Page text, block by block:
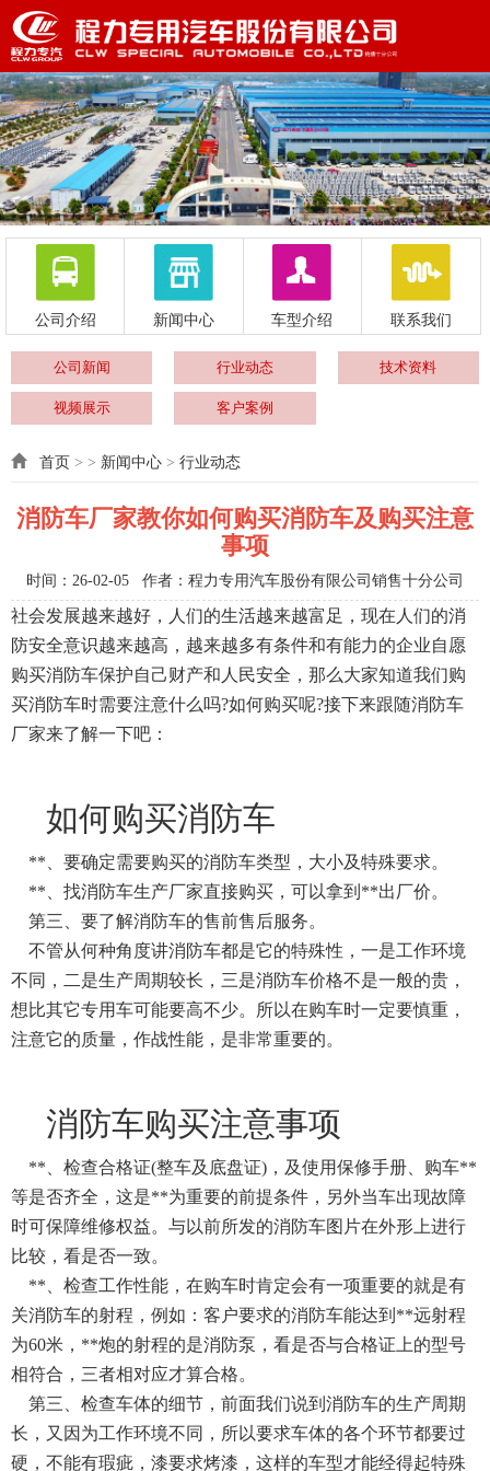
公司介绍 新闻中心 车型介绍 联系我们
公司新闻 行业动态 技术资料
视频展示 客户案例
首页 > > 新闻中心 > 行业动态
消防车厂家教你如何购买消防车及购买注意
事项
时间：26-02-05 作者：程力专用汽车股份有限公司销售十分公司
社会发展越来越好，人们的生活越来越富足，现在人们的消
防安全意识越来越高，越来越多有条件和有能力的企业自愿
购买消防车保护自己财产和人民安全，那么大家知道我们购
买消防车时需要注意什么吗?如何购买呢?接下来跟随消防车
厂家来了解一下吧：
如何购买消防车
**、要确定需要购买的消防车类型，大小及特殊要求。
**、找消防车生产厂家直接购买，可以拿到**出厂价。
第三、要了解消防车的售前售后服务。
不管从何种角度讲消防车都是它的特殊性，一是工作环境
不同，二是生产周期较长，三是消防车价格不是一般的贵，
想比其它专用车可能要高不少。所以在购车时一定要慎重，
注意它的质量，作战性能，是非常重要的。
消防车购买注意事项
**、检查合格证(整车及底盘证)，及使用保修手册、购车**
等是否齐全，这是**为重要的前提条件，另外当车出现故障
时可保障维修权益。与以前所发的消防车图片在外形上进行
比较，看是否一致。
**、检查工作性能，在购车时肯定会有一项重要的就是有
关消防车的射程，例如：客户要求的消防车能达到**远射程
为60米，**炮的射程的是消防泵，看是否与合格证上的型号
相符合，三者相对应才算合格。
第三、检查车体的细节，前面我们说到消防车的生产周期
长，又因为工作环境不同，所以要求车体的各个环节都要过
硬，不能有瑕疵，漆要求烤漆，这样的车型才能经得起特殊